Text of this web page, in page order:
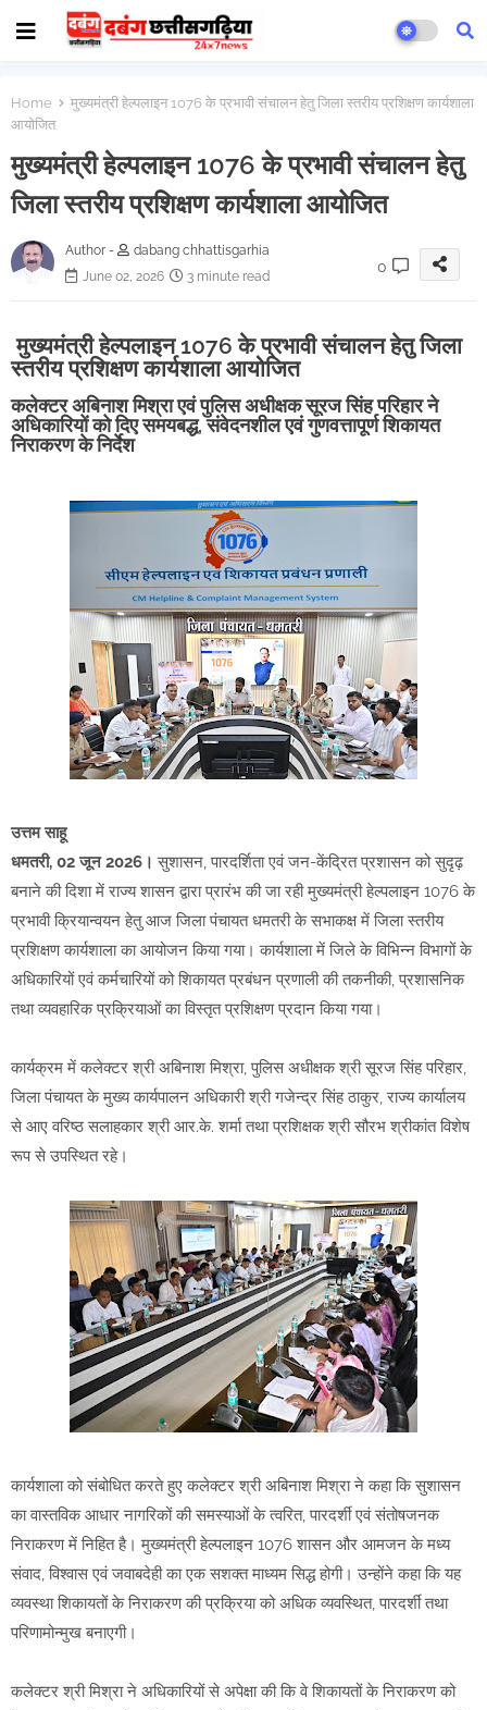
Home
मुख्यमंत्री हेल्पलाइन 1076 के प्रभावी संचालन हेतु जिला स्तरीय प्रशिक्षण कार्यशाला
आयोजित
मुख्यमंत्री हेल्पलाइन 1076 के प्रभावी संचालन हेतु
जिला स्तरीय प्रशिक्षण कार्यशाला आयोजित
Author -
dabang chhattisgarhia
June 02, 2026
3 minute read
0
मुख्यमंत्री हेल्पलाइन 1076 के प्रभावी संचालन हेतु जिला
स्तरीय प्रशिक्षण कार्यशाला आयोजित
कलेक्टर अबिनाश मिश्रा एवं पुलिस अधीक्षक सूरज सिंह परिहार ने
अधिकारियों को दिए समयबद्ध, संवेदनशील एवं गुणवत्तापूर्ण शिकायत
निराकरण के निर्देश
उत्तम साहू
धमतरी, 02 जून 2026। सुशासन, पारदर्शिता एवं जन-केंद्रित प्रशासन को सुदृढ़
बनाने की दिशा में राज्य शासन द्वारा प्रारंभ की जा रही मुख्यमंत्री हेल्पलाइन 1076 के
प्रभावी क्रियान्वयन हेतु आज जिला पंचायत धमतरी के सभाकक्ष में जिला स्तरीय
प्रशिक्षण कार्यशाला का आयोजन किया गया। कार्यशाला में जिले के विभिन्न विभागों के
अधिकारियों एवं कर्मचारियों को शिकायत प्रबंधन प्रणाली की तकनीकी, प्रशासनिक
तथा व्यवहारिक प्रक्रियाओं का विस्तृत प्रशिक्षण प्रदान किया गया।
कार्यक्रम में कलेक्टर श्री अबिनाश मिश्रा, पुलिस अधीक्षक श्री सूरज सिंह परिहार,
जिला पंचायत के मुख्य कार्यपालन अधिकारी श्री गजेन्द्र सिंह ठाकुर, राज्य कार्यालय
से आए वरिष्ठ सलाहकार श्री आर.के. शर्मा तथा प्रशिक्षक श्री सौरभ श्रीकांत विशेष
रूप से उपस्थित रहे।
कार्यशाला को संबोधित करते हुए कलेक्टर श्री अबिनाश मिश्रा ने कहा कि सुशासन
का वास्तविक आधार नागरिकों की समस्याओं के त्वरित, पारदर्शी एवं संतोषजनक
निराकरण में निहित है। मुख्यमंत्री हेल्पलाइन 1076 शासन और आमजन के मध्य
संवाद, विश्वास एवं जवाबदेही का एक सशक्त माध्यम सिद्ध होगी। उन्होंने कहा कि यह
व्यवस्था शिकायतों के निराकरण की प्रक्रिया को अधिक व्यवस्थित, पारदर्शी तथा
परिणामोन्मुख बनाएगी।
कलेक्टर श्री मिश्रा ने अधिकारियों से अपेक्षा की कि वे शिकायतों के निराकरण को